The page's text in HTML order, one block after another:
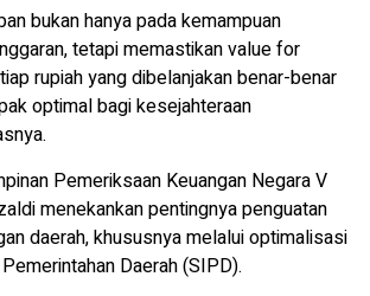
bukan hanya pada kemampuan
tetapi memastikan value for
rupiah yang dibelanjakan benar-benar
optimal bagi kesejahteraan
Pemeriksaan Keuangan Negara V
menekankan pentingnya penguatan
daerah, khususnya melalui optimalisasi
Daerah (SIPD).